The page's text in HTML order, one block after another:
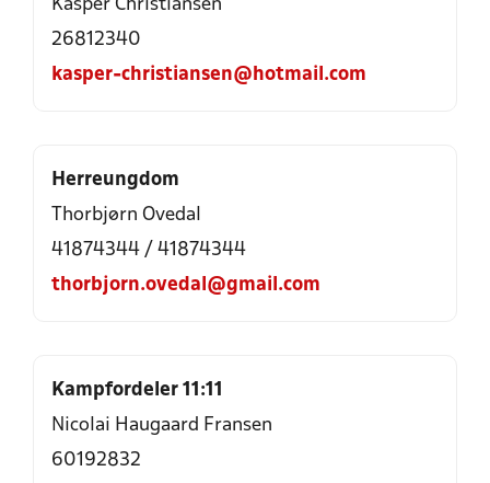
Kasper Christiansen
26812340
kasper-christiansen@hotmail.com
Herreungdom
Thorbjørn Ovedal
41874344 / 41874344
thorbjorn.ovedal@gmail.com
Kampfordeler 11:11
Nicolai Haugaard Fransen
60192832